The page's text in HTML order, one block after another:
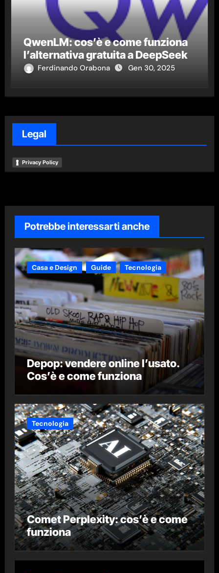
QwenLM: cos’è e come funziona
l’alternativa gratuita a DeepSeek
Ferdinando Orabona Gen 30, 2025
Legal
Privacy Policy
Potrebbe interessarti anche
Casa e Design Guide Tecnologia
Depop: vendere online l’usato.
Cos’è e come funziona
Tecnologia
Comet Perplexity: cos’è e come
funziona